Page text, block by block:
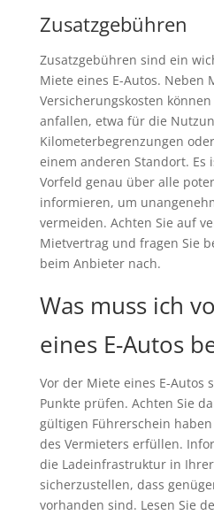
Zusatzgebühren
Zusatzgebühren sind ein
Miete eines E-Autos. Neben
Versicherungskosten
anfallen, etwa für die
Kilometerbegrenzungen
einem anderen Standort. Es
Vorfeld genau über alle
informieren, um
vermeiden. Achten Sie auf
Mietvertrag und fragen Sie
beim Anbieter nach.
Was muss ich
eines E-Autos
Vor der Miete eines E-Autos
Punkte prüfen. Achten Sie
gültigen Führerschein
des Vermieters erfüllen.
die Ladeinfrastruktur in
sicherzustellen, dass
vorhanden sind. Lesen Sie